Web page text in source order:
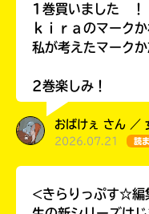
1巻買いました ！
ｋｉｒａのマーク
私が考えたマーク
2巻楽しみ！
おばけぇ さん ／
2026.07.21 読
<きらりっぷす☆編